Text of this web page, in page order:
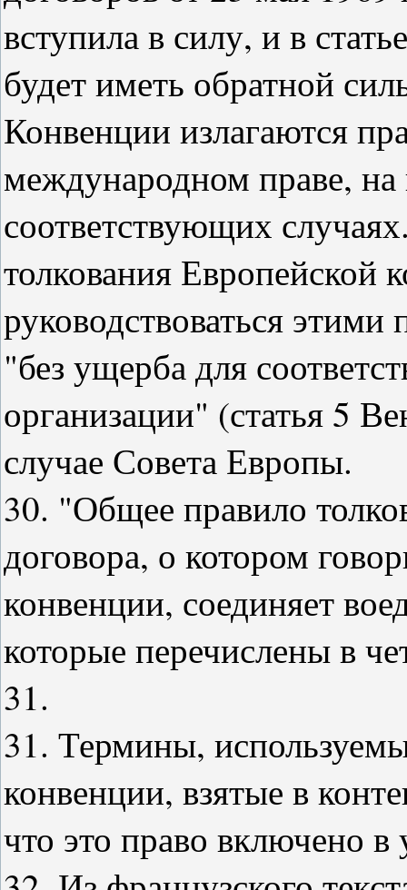
вступила в силу, и в
будет иметь обратной
Конвенции излагаются
международном праве,
соответствующих
толкования Европейской
руководствоваться
"без ущерба для
организации" (статья 5
случае Совета Европы.
30. "Общее правило
договора, о котором
конвенции, соединяет
которые перечислены в
31.
31. Термины,
конвенции, взятые в
что это право включено в